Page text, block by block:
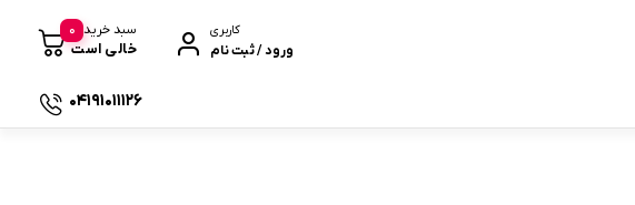
کاربری
ورود / ثبت نام
سبد خرید
خالی است
0
04191011126